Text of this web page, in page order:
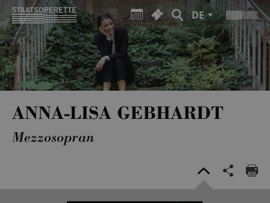
DE
ANNA-LISA GEBHARDT
Mezzosopran